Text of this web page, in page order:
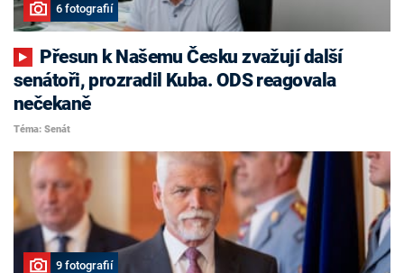
6 fotografií
senátoři, prozradil Kuba. ODS reagovala
nečekaně
Téma: Senát
9 fotografií